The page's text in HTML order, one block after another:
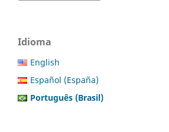
Idioma
English
Español (España)
Português (Brasil)